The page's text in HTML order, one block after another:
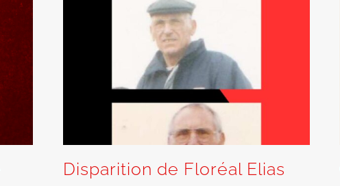
Disparition de Floréal Elias